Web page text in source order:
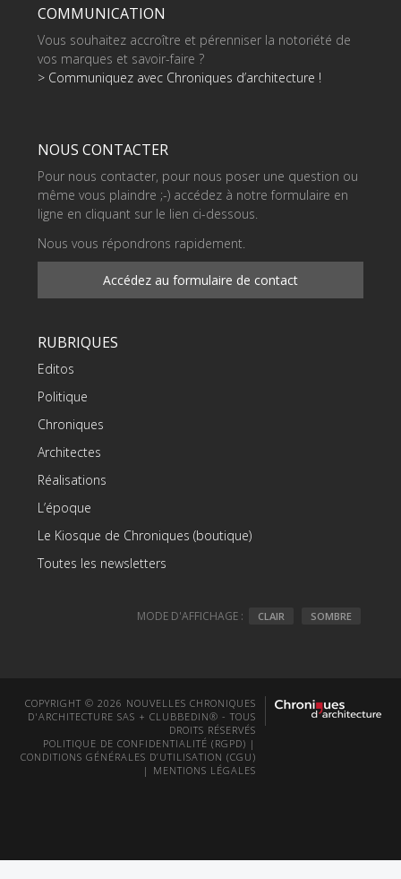
COMMUNICATION
Vous souhaitez accroître et pérenniser la notoriété de
vos marques et savoir-faire ?
> Communiquez avec Chroniques d’architecture !
NOUS CONTACTER
Pour nous contacter, pour nous poser une question ou
même vous plaindre ;-) accédez à notre formulaire en
ligne en cliquant sur le lien ci-dessous.
Nous vous répondrons rapidement.
Accédez au formulaire de contact
RUBRIQUES
Editos
Politique
Chroniques
Architectes
Réalisations
L’époque
Le Kiosque de Chroniques (boutique)
Toutes les newsletters
MODE D'AFFICHAGE : CLAIR SOMBRE
COPYRIGHT © 2026 NOUVELLES CHRONIQUES
D'ARCHITECTURE SAS + CLUBBEDIN® - TOUS
DROITS RÉSERVÉS
POLITIQUE DE CONFIDENTIALITÉ (RGPD) |
CONDITIONS GÉNÉRALES D’UTILISATION (CGU)
| MENTIONS LÉGALES